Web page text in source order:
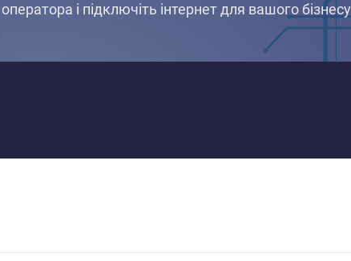
і підключіть інтернет для вашого бізнесу